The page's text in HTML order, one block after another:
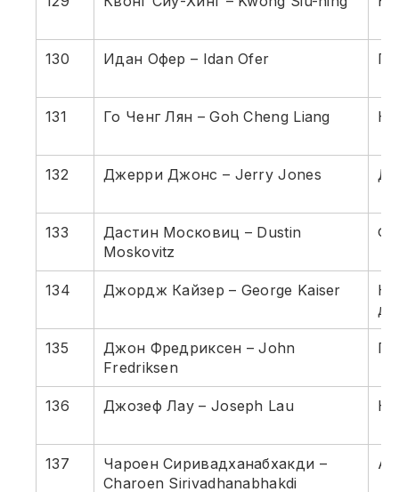
130 Идан Офер – Idan Ofer
131 Го Ченг Лян – Goh Cheng Liang
132 Джерри Джонс – Jerry Jones
133
Дастин Московиц – Dustin
Moskovitz
134 Джордж Кайзер – George Kaiser
135
Джон Фредриксен – John
Fredriksen
136 Джозеф Лау – Joseph Lau
137
Чароен Сиривадханабхакди –
Charoen Sirivadhanabhakdi